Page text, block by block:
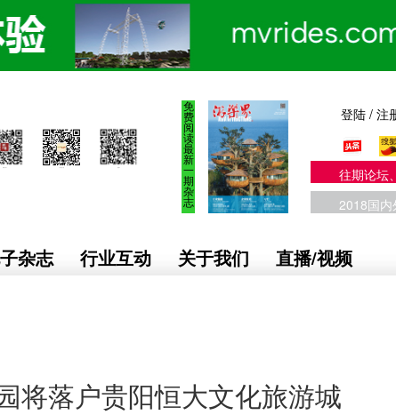
免
费
阅
读
最
新
一
期
杂
志
登陆 /注
往期论坛
2018国内
杂志 行业互动 关于我们 直播/视频
将落户贵阳恒大文化旅游城